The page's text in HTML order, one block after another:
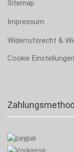
Sitemap
Impressum
Widerrufsrecht &
Cookie Einstellungen